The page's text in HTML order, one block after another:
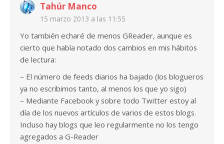
Tahúr Manco
15 marzo 2013 a las 11:55
Yo también echaré de menos GReader, aunque es
cierto que había notado dos cambios en mis hábitos
de lectura:
– El número de feeds diarios ha bajado (los blogueros
ya no escribimos tanto, al menos los que yo sigo)
– Mediante Facebook y sobre todo Twitter estoy al
día de los nuevos artículos de varios de estos blogs.
Incluso hay blogs que leo regularmente no los tengo
agregados a G-Reader